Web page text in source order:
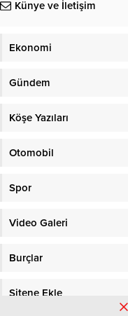
Künye ve İletişim
Ekonomi
Gündem
Köşe Yazıları
Otomobil
Spor
Video Galeri
Burçlar
Sitene Ekle